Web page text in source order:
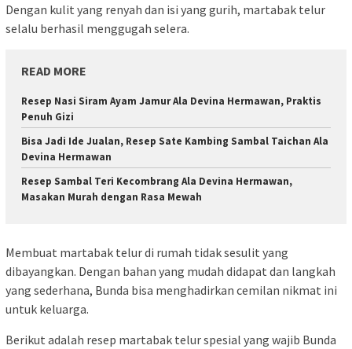
Dengan kulit yang renyah dan isi yang gurih, martabak telur
selalu berhasil menggugah selera.
READ MORE
Resep Nasi Siram Ayam Jamur Ala Devina Hermawan, Praktis
Penuh Gizi
Bisa Jadi Ide Jualan, Resep Sate Kambing Sambal Taichan Ala
Devina Hermawan
Resep Sambal Teri Kecombrang Ala Devina Hermawan,
Masakan Murah dengan Rasa Mewah
Membuat martabak telur di rumah tidak sesulit yang
dibayangkan. Dengan bahan yang mudah didapat dan langkah
yang sederhana, Bunda bisa menghadirkan cemilan nikmat ini
untuk keluarga.
Berikut adalah resep martabak telur spesial yang wajib Bunda